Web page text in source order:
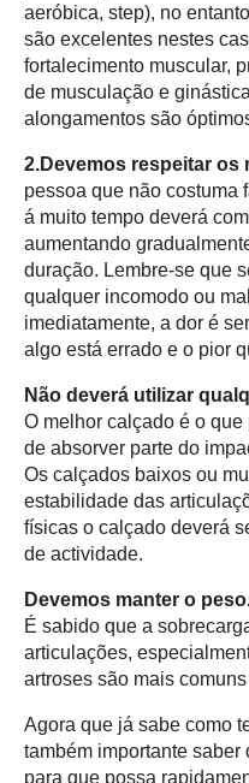
aeróbica, step), no
são excelentes nestes
fortalecimento muscular,
de musculação e
alongamentos são
2.Devemos respeitar os
pessoa que não costuma
á muito tempo deverá
aumentando
duração. Lembre-se que
qualquer incomodo ou
imediatamente, a dor é
algo está errado e o pior
Não deverá utilizar
O melhor calçado é o
de absorver parte do
Os calçados baixos ou
estabilidade das
físicas o calçado deverá
de actividade.
Devemos manter o
É sabido que a
articulações,
artroses são mais
Agora que já sabe como
também importante saber
para que possa